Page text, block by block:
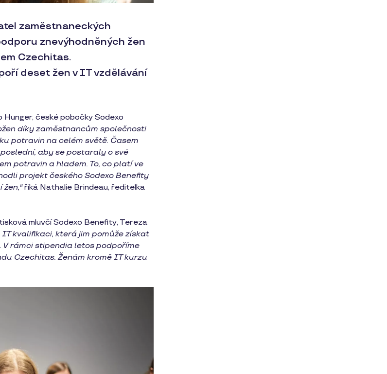
zaměstnaneckých
znevýhodněných žen
Czechitas.
deset žen v IT vzdělávání
české pobočky Sodexo
díky zaměstnancům společnosti
potravin na celém světě. Časem
aby se postaraly o své
potravin a hladem. To, co platí ve
projekt českého Sodexo Benefity
žen,"říká Nathalie Brindeau, ředitelka
mluvčí Sodexo Benefity, Tereza
kvalifikaci, která jim pomůže získat
rámci stipendia letos podpoříme
Czechitas. Ženám kromě IT kurzu